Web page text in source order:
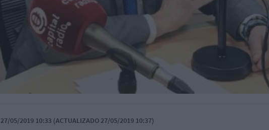
27/05/2019 10:33 (ACTUALIZADO 27/05/2019 10:37)